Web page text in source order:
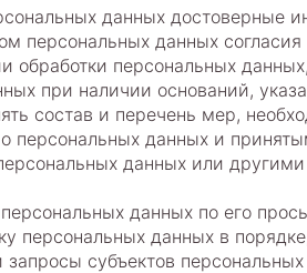
данных
персональных данных
обработки персональных
при наличии оснований,
состав и перечень мер,
персональных данных и
данных или
данных по его
персональных данных в
субъектов